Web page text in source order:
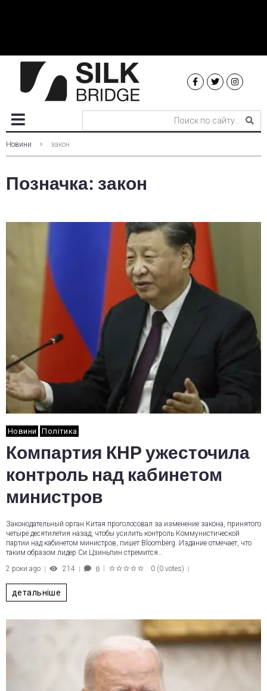
Новини закон
Позначка: закон
Новини Політика
Компартия КНР ужесточила
контроль над кабинетом
министров
Законодательный орган Китая проголосовал за изменение закона, принятого
четыре десятилетия назад, чтобы усилить контроль Коммунистической
партии над кабинетом министров, пишет Bloomberg. Издание отмечает, что
таким образом лидер Си Цзиньпин стремится…
2 роки ago
214 0 0 (0 votes)
детальніше